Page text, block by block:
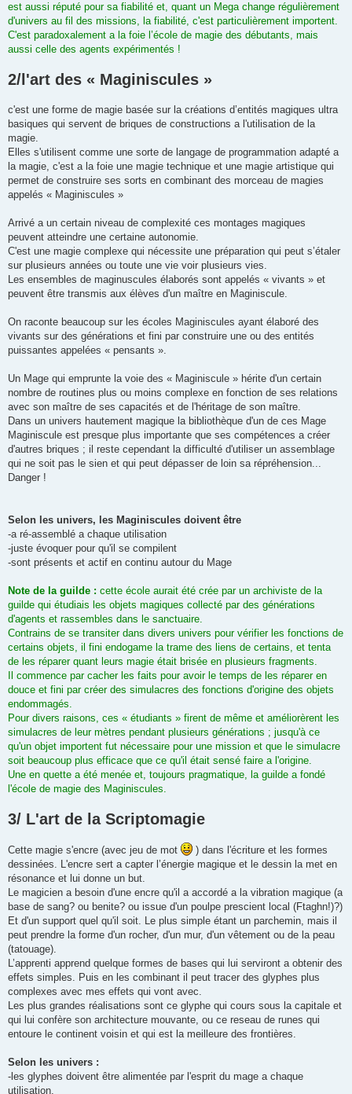
est aussi réputé pour sa fiabilité et, quant un Mega change régulièrement
d'univers au fil des missions, la fiabilité, c'est particulièrement importent.
C'est paradoxalement a la foie l’école de magie des débutants, mais
aussi celle des agents expérimentés !
2/l'art des « Maginiscules »
c'est une forme de magie basée sur la créations d’entités magiques ultra
basiques qui servent de briques de constructions a l'utilisation de la
magie.
Elles s'utilisent comme une sorte de langage de programmation adapté a
la magie, c'est a la foie une magie technique et une magie artistique qui
permet de construire ses sorts en combinant des morceau de magies
appelés « Maginiscules »
Arrivé a un certain niveau de complexité ces montages magiques
peuvent atteindre une certaine autonomie.
C'est une magie complexe qui nécessite une préparation qui peut s’étaler
sur plusieurs années ou toute une vie voir plusieurs vies.
Les ensembles de maginuscules élaborés sont appelés « vivants » et
peuvent être transmis aux élèves d'un maître en Maginiscule.
On raconte beaucoup sur les écoles Maginiscules ayant élaboré des
vivants sur des générations et fini par construire une ou des entités
puissantes appelées « pensants ».
Un Mage qui emprunte la voie des « Maginiscule » hérite d'un certain
nombre de routines plus ou moins complexe en fonction de ses relations
avec son maître de ses capacités et de l'héritage de son maître.
Dans un univers hautement magique la bibliothèque d'un de ces Mage
Maginiscule est presque plus importante que ses compétences a créer
d'autres briques ; il reste cependant la difficulté d'utiliser un assemblage
qui ne soit pas le sien et qui peut dépasser de loin sa répréhension...
Danger !
Selon les univers, les Maginiscules doivent être
-a ré-assemblé a chaque utilisation
-juste évoquer pour qu'il se compilent
-sont présents et actif en continu autour du Mage
Note de la guilde : cette école aurait été crée par un archiviste de la
guilde qui étudiais les objets magiques collecté par des générations
d'agents et rassembles dans le sanctuaire.
Contrains de se transiter dans divers univers pour vérifier les fonctions de
certains objets, il fini endogame la trame des liens de certains, et tenta
de les réparer quant leurs magie était brisée en plusieurs fragments.
Il commence par cacher les faits pour avoir le temps de les réparer en
douce et fini par créer des simulacres des fonctions d'origine des objets
endommagés.
Pour divers raisons, ces « étudiants » firent de même et améliorèrent les
simulacres de leur mètres pendant plusieurs générations ; jusqu'à ce
qu'un objet importent fut nécessaire pour une mission et que le simulacre
soit beaucoup plus efficace que ce qu'il était sensé faire a l'origine.
Une en quette a été menée et, toujours pragmatique, la guilde a fondé
l'école de magie des Maginiscules.
3/ L'art de la Scriptomagie
Cette magie s'encre (avec jeu de mot
) dans l'écriture et les formes
dessinées. L'encre sert a capter l’énergie magique et le dessin la met en
résonance et lui donne un but.
Le magicien a besoin d'une encre qu'il a accordé a la vibration magique (a
base de sang? ou benite? ou issue d'un poulpe prescient local (Ftaghn!)?)
Et d'un support quel qu'il soit. Le plus simple étant un parchemin, mais il
peut prendre la forme d'un rocher, d'un mur, d'un vêtement ou de la peau
(tatouage).
L’apprenti apprend quelque formes de bases qui lui serviront a obtenir des
effets simples. Puis en les combinant il peut tracer des glyphes plus
complexes avec mes effets qui vont avec.
Les plus grandes réalisations sont ce glyphe qui cours sous la capitale et
qui lui confère son architecture mouvante, ou ce reseau de runes qui
entoure le continent voisin et qui est la meilleure des frontières.
Selon les univers :
-les glyphes doivent être alimentée par l'esprit du mage a chaque
utilisation.